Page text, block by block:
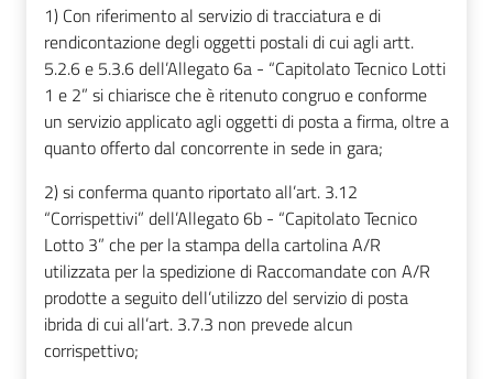
1) Con riferimento al servizio di tracciatura e di
rendicontazione degli oggetti postali di cui agli artt.
5.2.6 e 5.3.6 dell’Allegato 6a - “Capitolato Tecnico Lotti
1 e 2” si chiarisce che è ritenuto congruo e conforme
un servizio applicato agli oggetti di posta a firma, oltre a
quanto offerto dal concorrente in sede in gara;
2)si conferma quanto riportato all’art. 3.12
“Corrispettivi” dell’Allegato 6b - “Capitolato Tecnico
Lotto 3” che per la stampa della cartolina A/R
utilizzata per la spedizione di Raccomandate con A/R
prodotte a seguito dell’utilizzo del servizio di posta
ibrida di cui all’art. 3.7.3 non prevede alcun
corrispettivo;